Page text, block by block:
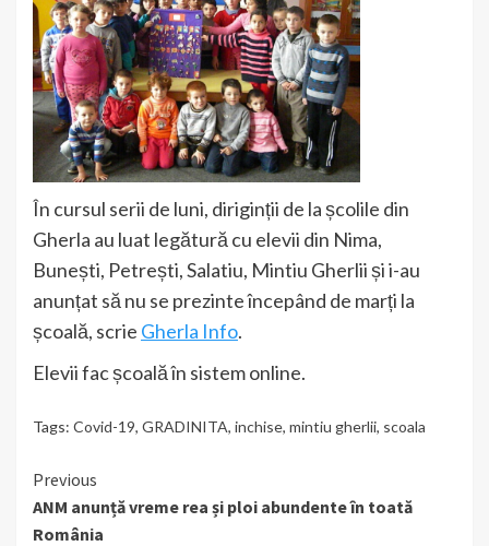
În cursul serii de luni, diriginții de la școlile din
Gherla au luat legătură cu elevii din Nima,
Bunești, Petrești, Salatiu, Mintiu Gherlii și i-au
anunțat să nu se prezinte începând de marți la
școală, scrie Gherla Info.
Elevii fac școală în sistem online.
Tags: Covid-19, GRADINITA, inchise, mintiu gherlii, scoala
Continue
Reading
Previous
ANM anunță vreme rea și ploi abundente în toată
România